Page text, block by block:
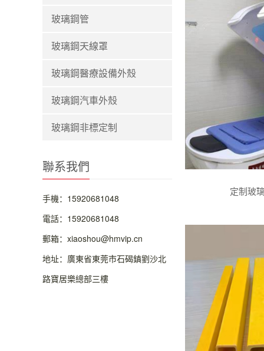
玻璃鋼管
玻璃鋼天線罩
玻璃鋼醫療設備外殼
玻璃鋼汽車外殼
玻璃鋼非標定制
聯系我們
手機：15920681048
電話：15920681048
郵箱：xiaoshou@hmvip.cn
地址：廣東省東莞市石碣鎮劉沙北
路寶居樂總部三樓
定制玻